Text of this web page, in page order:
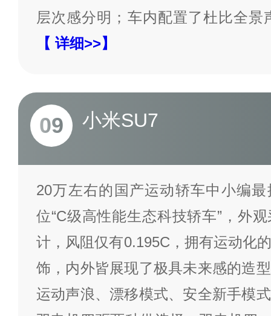
层次感分明；车内配置了杜比全景
【 详细>>】
09 小米SU7
20万左右的国产运动轿车中小编
位“C级高性能生态科技轿车”，外
计，风阻仅有0.195C，拥有运动化
饰，内外皆展现了极具未来感的造
运动声浪、漂移模式、安全新手模